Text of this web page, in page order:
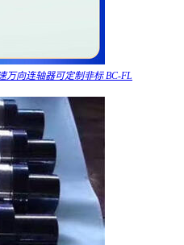
万向连轴器可定制非标 BC-FL